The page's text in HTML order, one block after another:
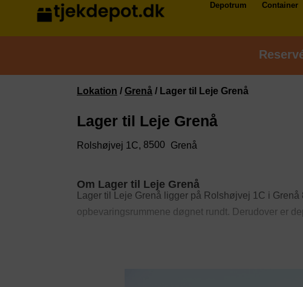
Depotrum Container
Lokation / Grenå / Lager til Leje Grenå
Lager til Leje Grenå
Rolshøjvej 1C, 8500 Grenå
Om Lager til Leje Grenå
Lager til Leje Grenå ligger på Rolshøjvej 1C i Grenå
opbevaringsrummene døgnet rundt. Derudover er